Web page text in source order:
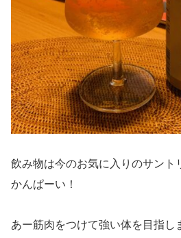
飲み物は今のお気に入りのサント
かんぱーい！
あー筋肉をつけて強い体を目指し